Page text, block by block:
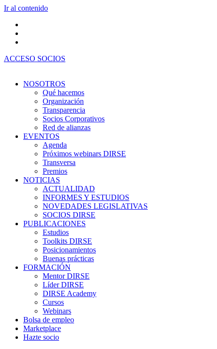
Ir al contenido
ACCESO SOCIOS
NOSOTROS
Qué hacemos
Organización
Transparencia
Socios Corporativos
Red de alianzas
EVENTOS
Agenda
Próximos webinars DIRSE
Transversa
Premios
NOTICIAS
ACTUALIDAD
INFORMES Y ESTUDIOS
NOVEDADES LEGISLATIVAS
SOCIOS DIRSE
PUBLICACIONES
Estudios
Toolkits DIRSE
Posicionamientos
Buenas prácticas
FORMACIÓN
Mentor DIRSE
Líder DIRSE
DIRSE Academy
Cursos
Webinars
Bolsa de empleo
Marketplace
Hazte socio